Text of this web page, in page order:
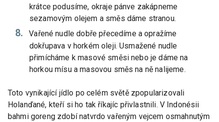
krátce podusíme, okraje pánve zakápneme
sezamovým olejem a směs dáme stranou.
Vařené nudle dobře přecedíme a opražíme
dokřupava v horkém oleji. Usmažené nudle
přimícháme k masové směsi nebo je dáme na
horkou mísu a masovou směs na ně nalijeme.
Toto vynikající jídlo po celém světě zpopularizovali
Holanďané, kteří si ho tak říkajíc přivlastnili. V Indonésii
bahmi goreng zdobí natvrdo vařeným vejcem osmahnutým